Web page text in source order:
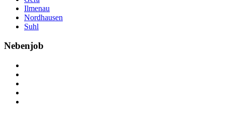
Ilmenau
Nordhausen
Suhl
Nebenjob